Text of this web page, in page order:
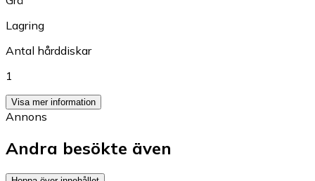
Lagring
Antal hårddiskar
1
Visa mer information
Annons
Andra besökte även